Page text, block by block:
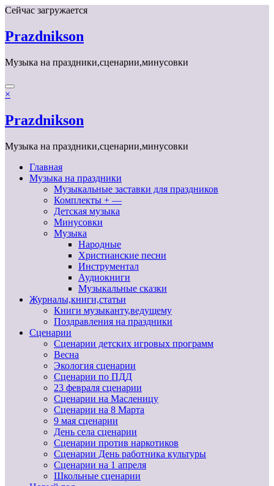
Перейти
содержимому
Сейчас загружается
Prazdnikson
Музыка на праздники,сценарии,минусовки
×
Prazdnikson
Музыка на праздники,сценарии,минусовки
Главная
Музыка на праздники
Музыкальные заставки для праздников
Комплекты + —
Детская музыка
Минусовки
Музыка
Народные
Христианские песни
Инструментал
Аудиокниги
Музыкальные сказки
Журналы,книги,статьи
Книги музыканту,ведущему
Поздравления на праздники
Сценарии
Сценарии детских игровых программ
Весна
Экология сценарии
Сценарии по ПДД
23 февраля сценарии
Сценарии на Масленицу
Сценарии на 8 Марта
9 мая сценарии
День села сценарии
Сценарии против наркотиков
Сценарии День работника культуры
Сценарии на 1 апреля
Школьные сценарии